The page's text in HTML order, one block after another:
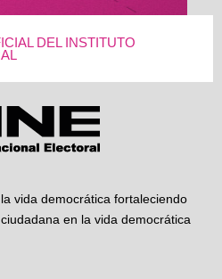
DEL INSTITUTO
vida democrática fortaleciendo
en la vida democrática